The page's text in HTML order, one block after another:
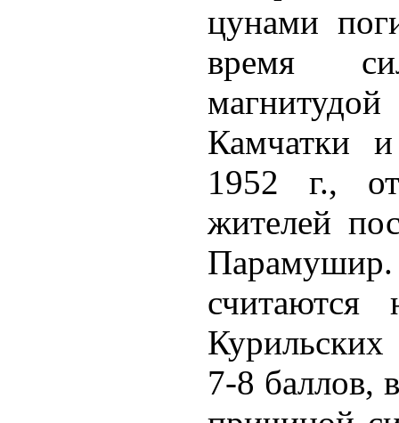
цунами
время
Камчатки
1952 г.,
жителей
7-8 баллов,